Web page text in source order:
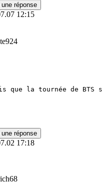
une réponse
12:15
que la tournée de BTS
une réponse
17:18